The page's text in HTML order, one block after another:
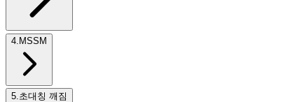
4 MSSM
5 초대칭 깨짐